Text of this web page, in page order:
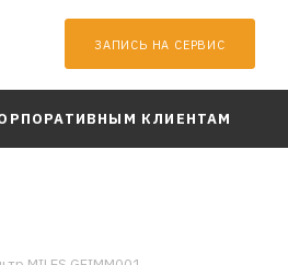
ЗАПИСЬ НА СЕРВИС
КЛИЕНТАМ